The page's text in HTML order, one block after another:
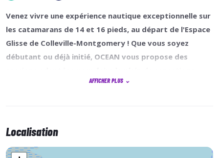
Venez vivre une expérience nautique exceptionnelle sur
les catamarans de 14 et 16 pieds, au départ de l'Espace
Glisse de Colleville-Montgomery ! Que vous soyez
débutant ou déjà initié, OCEAN vous propose des
choisir l'horaire du matin, parfait pour apprendre les
l'aise sur l'eau, le créneau de l'après-midi, sera idéal
AFFICHER PLUS ⌄
Localisation